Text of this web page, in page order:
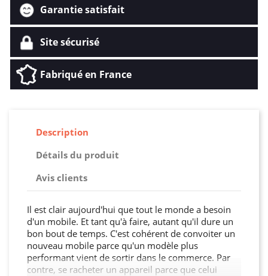
Garantie satisfait
Site sécurisé
Fabriqué en France
Description
Détails du produit
Avis clients
Il est clair aujourd'hui que tout le monde a besoin
d'un mobile. Et tant qu'à faire, autant qu'il dure un
bon bout de temps. C'est cohérent de convoiter un
nouveau mobile parce qu'un modèle plus
performant vient de sortir dans le commerce. Par
contre, se racheter un appareil parce que celui